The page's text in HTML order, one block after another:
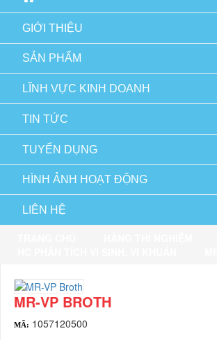
GIỚI THIỆU
SẢN PHẨM
LĨNH VỰC KINH DOANH
TIN TỨC
TUYỂN DỤNG
HÌNH ẢNH HOẠT ĐỘNG
LIÊN HỆ
MR-VP BROTH
MÃ: 1057120500